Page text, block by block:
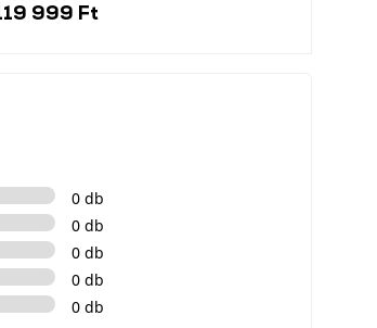
999 Ft
0 db
0 db
0 db
0 db
0 db